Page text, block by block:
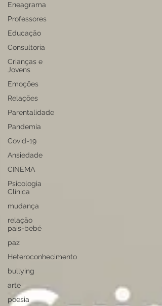
Eneagrama
Professores
Educação
Consultoria
Crianças e
Jovens
Emoções
Relações
Parentalidade
Pandemia
Covid-19
Ansiedade
CINEMA
Psicologia
Clínica
mudança
relação
pais-bebé
paz
Heteroconhecimento
bullying
arte
poesia